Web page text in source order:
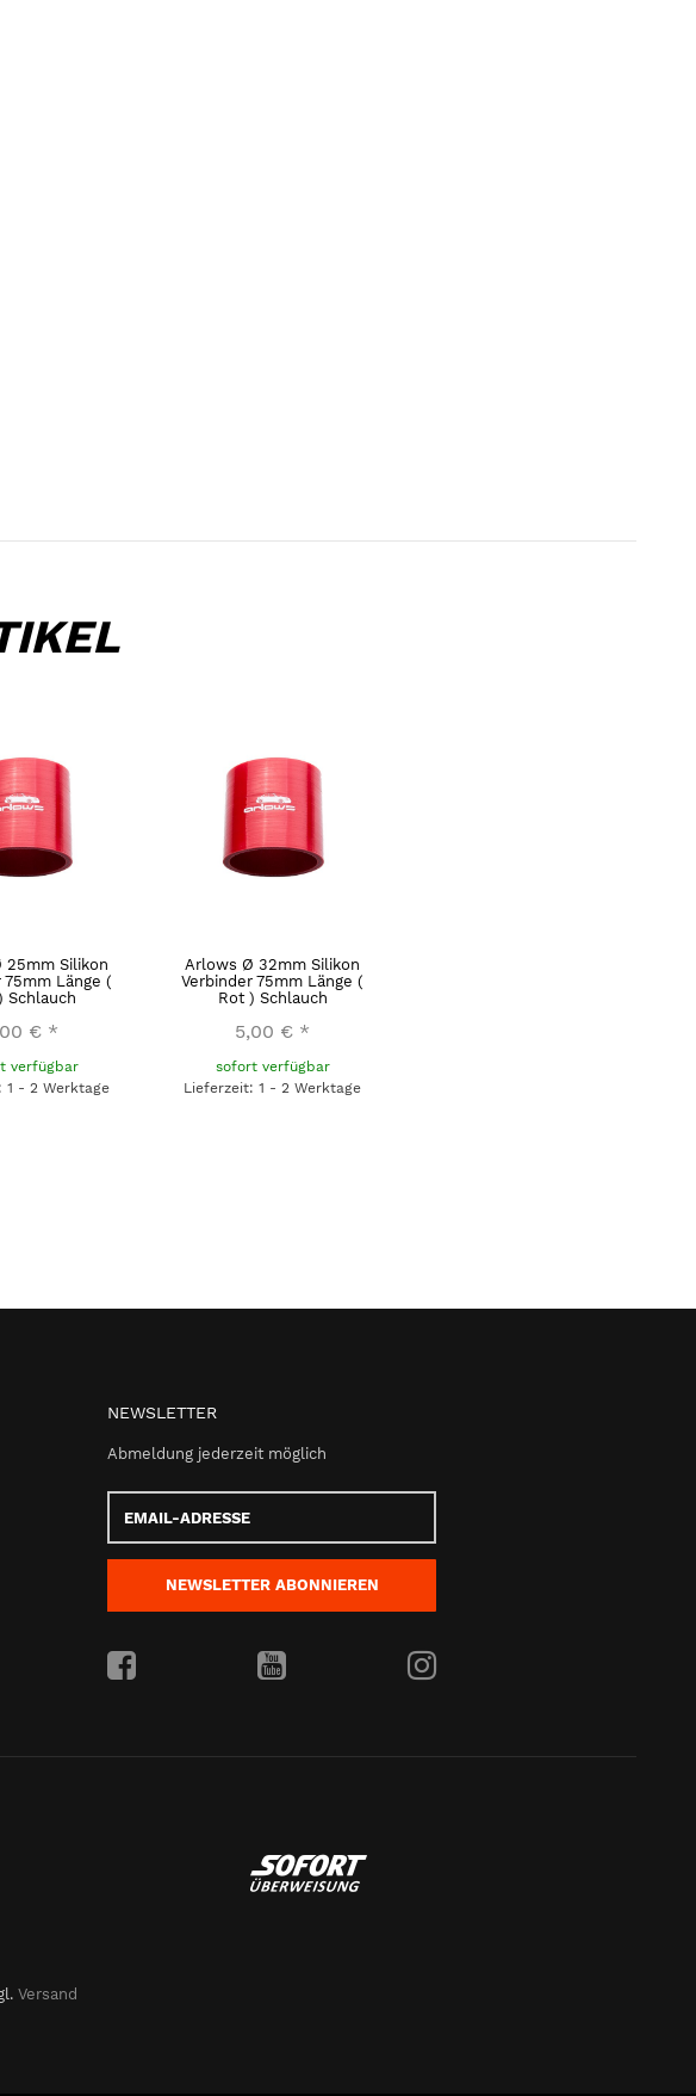
Silikon
75mm Länge (
Schlauch
€ *
verfügbar
1 - 2 Werktage
Arlows Ø 32mm Silikon
Verbinder 75mm Länge (
Rot ) Schlauch
5,00 € *
sofort verfügbar
Lieferzeit: 1 - 2 Werktage
NEWSLETTER
Abmeldung jederzeit möglich
Adresse
NEWSLETTER ABONNIEREN
Versand